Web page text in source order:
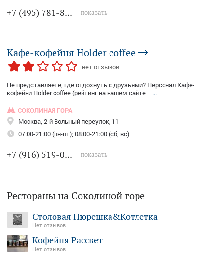
+7 (495) 781-8... — показать
Кафе-кофейня Holder coffee
нет отзывов
Не представляете, где отдохнуть с друзьями? Персонал Кафе-
кофейни Holder coffee (рейтинг на нашем сайте…...
СОКОЛИНАЯ ГОРА
Москва, 2-й Вольный переулок, 11
07:00-21:00 (пн-пт); 08:00-21:00 (сб, вс)
+7 (916) 519-0... — показать
Рестораны на Соколиной горе
Столовая Пюрешка&Котлетка
Нет отзывов
Кофейня Рассвет
Нет отзывов